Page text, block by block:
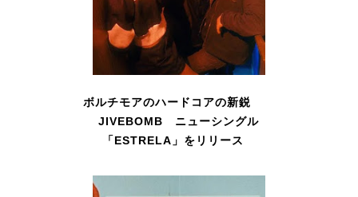
ボルチモアのハードコアの新鋭
JIVEBOMB ニューシングル
「ESTRELA」をリリース